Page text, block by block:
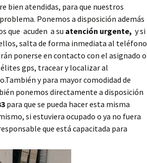
bien atendidas, para que nuestros
Ponemos a disposición además
que acuden a su atención urgente, y si
salta de forma inmediata al teléfono
ponerse en contacto con el asignado o
gps, tracear y localizar al
y para mayor comodidad de
ponemos directamente a disposición
para que se pueda hacer esta misma
si estuviera ocupado o ya no fuera
que está capacitada para